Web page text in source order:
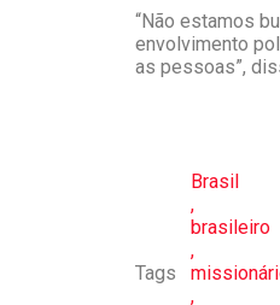
“Não estamos
envolvimento
as pessoas”,
Tags
Brasil
,
brasileiro
,
,